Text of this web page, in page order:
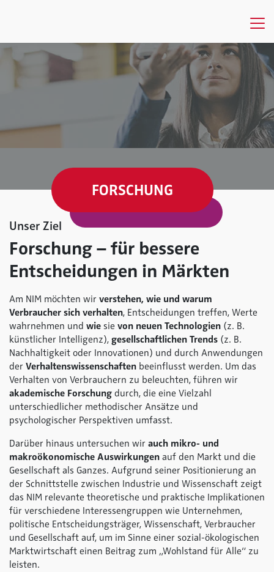
FORSCHUNG
Unser Ziel
Forschung – für bessere
Entscheidungen in Märkten
Am NIM möchten wir verstehen, wie und warum
Verbraucher sich verhalten, Entscheidungen treffen, Werte
wahrnehmen und wie sie von neuen Technologien (z. B.
künstlicher Intelligenz), gesellschaftlichen Trends (z. B.
Nachhaltigkeit oder Innovationen) und durch Anwendungen
der Verhaltenswissenschaften beeinflusst werden. Um das
Verhalten von Verbrauchern zu beleuchten, führen wir
akademische Forschung durch, die eine Vielzahl
unterschiedlicher methodischer Ansätze und
psychologischer Perspektiven umfasst.
Darüber hinaus untersuchen wir auch mikro- und
makroökonomische Auswirkungen auf den Markt und die
Gesellschaft als Ganzes. Aufgrund seiner Positionierung an
der Schnittstelle zwischen Industrie und Wissenschaft zeigt
das NIM relevante theoretische und praktische Implikationen
für verschiedene Interessengruppen wie Unternehmen,
politische Entscheidungsträger, Wissenschaft, Verbraucher
und Gesellschaft auf, um im Sinne einer sozial-ökologischen
Marktwirtschaft einen Beitrag zum „Wohlstand für Alle“ zu
leisten.